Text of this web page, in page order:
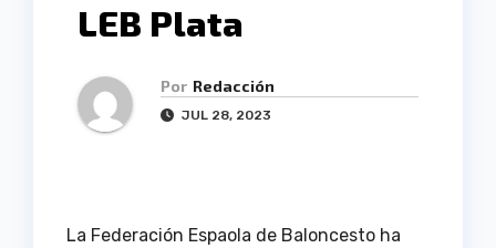
LEB Plata
Por Redacción
JUL 28, 2023
La Federación Espaola de Baloncesto ha